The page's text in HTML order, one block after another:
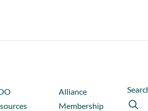
Alliance
Membership